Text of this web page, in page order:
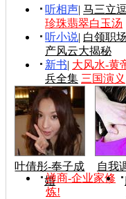
听相声| 马三立
珍珠翡翠白玉汤
听小说| 白领职
产风云大揭秘
新书| 大风水-黄
兵全集 三国演义
叶倩彤-奉子成
婚
自我
禅商-企业家修
炼!